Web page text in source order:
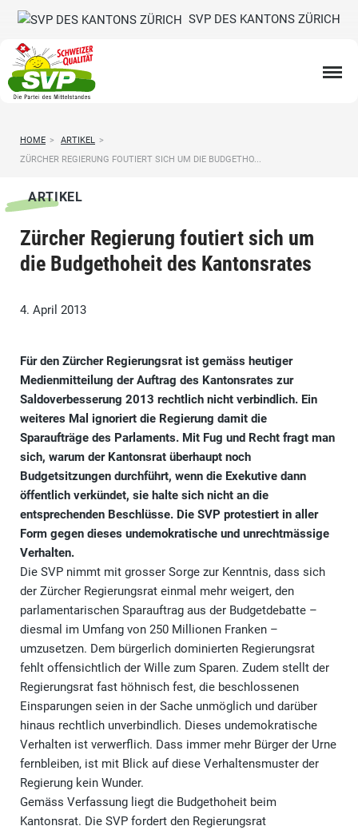
SVP DES KANTONS ZÜRICH
HOME > ARTIKEL >
ZÜRCHER REGIERUNG FOUTIERT SICH UM DIE BUDGETHO...
ARTIKEL
Zürcher Regierung foutiert sich um
die Budgethoheit des Kantonsrates
4. April 2013
Für den Zürcher Regierungsrat ist gemäss heutiger
Medienmitteilung derAuftrag des Kantonsrates zur
Saldoverbesserung 2013 rechtlich nicht verbindlich. Ein
weiteres Mal ignoriert die Regierung damit die
Sparaufträge des Parlaments. Mit Fug und Recht fragt man
sich, warum der Kantonsrat überhaupt noch
Budgetsitzungen durchführt, wenn die Exekutive dann
öffentlich verkündet, sie halte sich nicht an die
entsprechenden Beschlüsse. Die SVP protestiert in aller
Form gegen dieses undemokratische und unrechtmässige
Verhalten.
Die SVP nimmt mit grosser Sorge zur Kenntnis, dass sich
der Zürcher Regierungsrat einmal mehr weigert, den
parlamentarischen Sparauftrag aus der Budgetdebatte –
diesmal im Umfang von 250 Millionen Franken –
umzusetzen. Dem bürgerlich dominierten Regierungsrat
fehlt offensichtlich der Wille zum Sparen. Zudem stellt der
Regierungsrat fast höhnisch fest, die beschlossenen
Einsparungen seien in der Sache unmöglich und darüber
hinaus rechtlich unverbindlich. Dieses undemokratische
Verhalten ist verwerflich. Dass immer mehr Bürger der Urne
fernbleiben, ist mit Blick auf diese Verhaltensmuster der
Regierung kein Wunder.
Gemäss Verfassung liegt die Budgethoheit beim
Kantonsrat. Die SVP fordert den Regierungsrat